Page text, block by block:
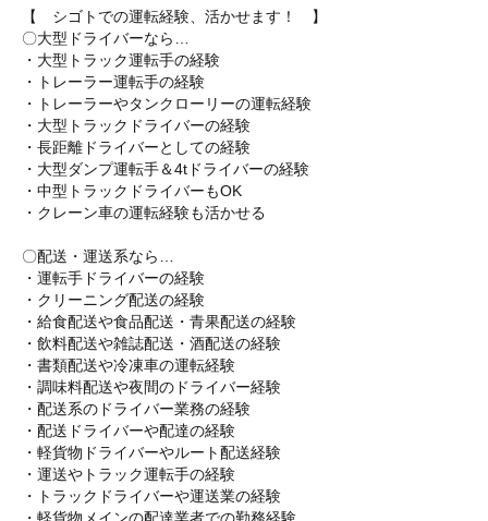
【 シゴトでの運転経験、活かせます！ 】
〇大型ドライバーなら…
・大型トラック運転手の経験
・トレーラー運転手の経験
・トレーラーやタンクローリーの運転経験
・大型トラックドライバーの経験
・長距離ドライバーとしての経験
・大型ダンプ運転手＆4tドライバーの経験
・中型トラックドライバーもOK
・クレーン車の運転経験も活かせる
〇配送・運送系なら…
・運転手ドライバーの経験
・クリーニング配送の経験
・給食配送や食品配送・青果配送の経験
・飲料配送や雑誌配送・酒配送の経験
・書類配送や冷凍車の運転経験
・調味料配送や夜間のドライバー経験
・配送系のドライバー業務の経験
・配送ドライバーや配達の経験
・軽貨物ドライバーやルート配送経験
・運送やトラック運転手の経験
・トラックドライバーや運送業の経験